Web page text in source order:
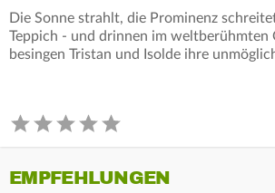
Die Sonne strahlt, die Prominenz
Teppich - und drinnen im weltberühmten
besingen Tristan und Isolde ihre
EMPFEHLUNGEN